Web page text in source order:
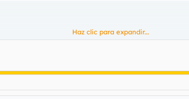
Haz clic para expandir...
Haz clic para expandir...